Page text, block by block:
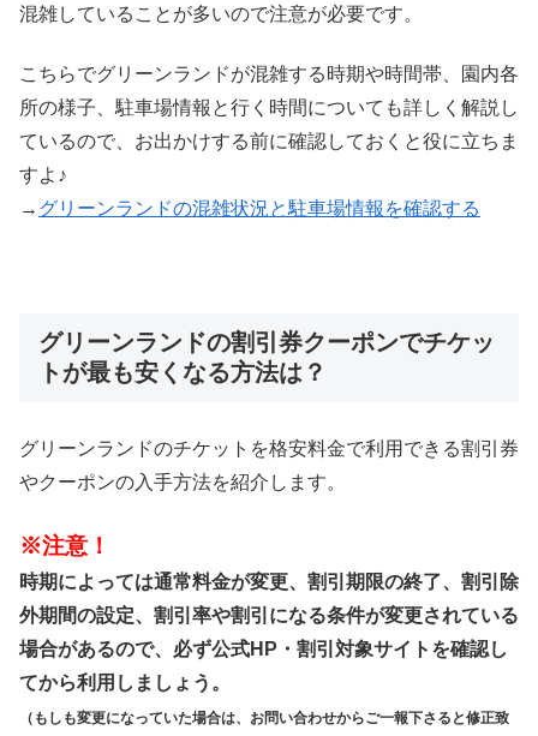
混雑していることが多いので注意が必要です。
こちらでグリーンランドが混雑する時期や時間帯、園内各
所の様子、駐車場情報と行く時間についても詳しく解説し
ているので、お出かけする前に確認しておくと役に立ちま
すよ♪
→ グリーンランドの混雑状況と駐車場情報を確認する
グリーンランドの割引券クーポンでチケッ
トが最も安くなる方法は？
グリーンランドのチケットを格安料金で利用できる割引券
やクーポンの入手方法を紹介します。
※注意！
時期によっては通常料金が変更、割引期限の終了、割引除
外期間の設定、割引率や割引になる条件が変更されている
場合があるので、必ず公式HP・割引対象サイトを確認し
てから利用しましょう。
（もしも変更になっていた場合は、お問い合わせからご一報下さると修正致